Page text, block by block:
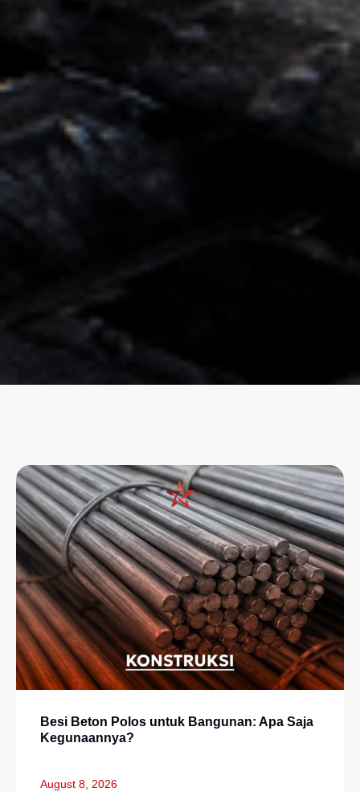
Besi Beton Polos untuk Bangunan: Apa Saja
Kegunaannya?
August 8, 2026